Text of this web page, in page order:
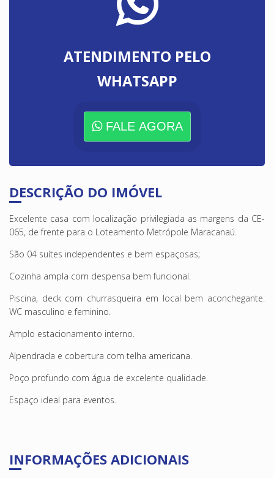
ATENDIMENTO PELO
WHATSAPP
FALE AGORA
DESCRIÇÃO DO IMÓVEL
Excelente casa com localização privilegiada as margens da CE-
065, de frente para o Loteamento Metrópole Maracanaú.
São 04 suítes independentes e bem espaçosas;
Cozinha ampla com despensa bem funcional.
Piscina, deck com churrasqueira em local bem aconchegante.
WC masculino e feminino.
Amplo estacionamento interno.
Alpendrada e cobertura com telha americana.
Poço profundo com água de excelente qualidade.
Espaço ideal para eventos.
INFORMAÇÕES ADICIONAIS